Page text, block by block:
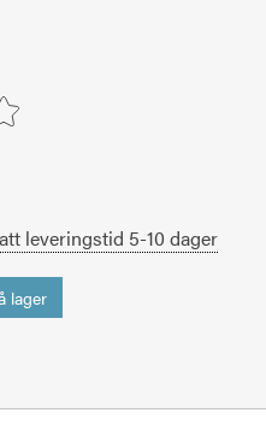
leveringstid 5-10 dager
lager